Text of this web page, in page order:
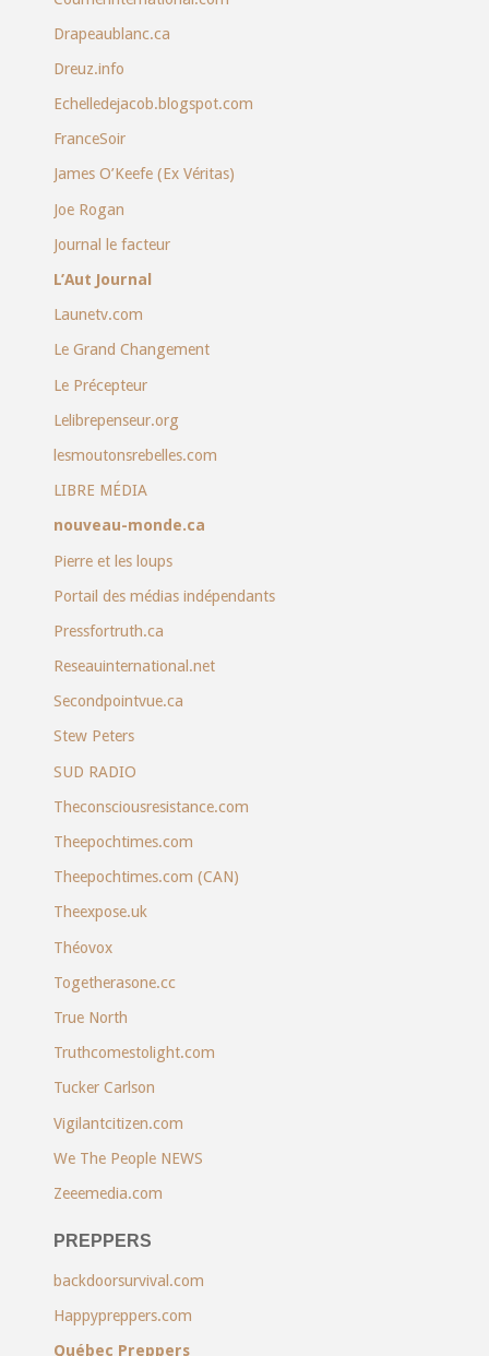
Drapeaublanc.ca
Dreuz.info
Echelledejacob.blogspot.com
FranceSoir
James O’Keefe (Ex Véritas)
Joe Rogan
Journal le facteur
L’Aut Journal
Launetv.com
Le Grand Changement
Le Précepteur
Lelibrepenseur.org
lesmoutonsrebelles.com
LIBRE MÉDIA
nouveau-monde.ca
Pierre et les loups
Portail des médias indépendants
Pressfortruth.ca
Reseauinternational.net
Secondpointvue.ca
Stew Peters
SUD RADIO
Theconsciousresistance.com
Theepochtimes.com
Theepochtimes.com (CAN)
Theexpose.uk
Théovox
Togetherasone.cc
True North
Truthcomestolight.com
Tucker Carlson
Vigilantcitizen.com
We The People NEWS
Zeeemedia.com
PREPPERS
backdoorsurvival.com
Happypreppers.com
Québec Preppers